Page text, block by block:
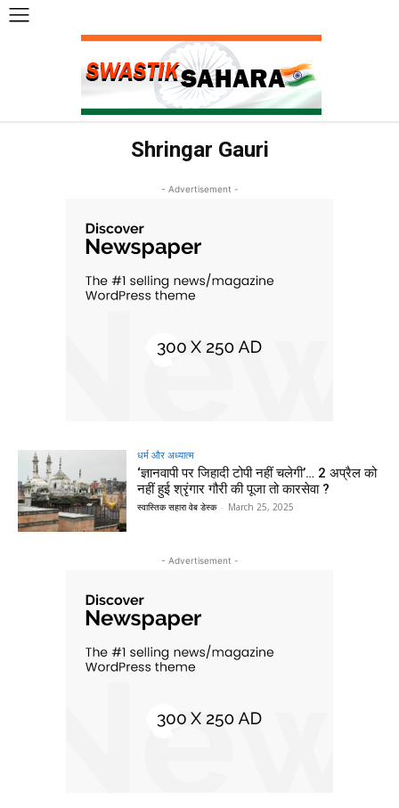
Shringar Gauri
- Advertisement -
धर्म और अध्यात्म
‘ज्ञानवापी पर जिहादी टोपी नहीं चलेगी’… 2 अप्रैल को
नहीं हुई श्रृंगार गौरी की पूजा तो कारसेवा ?
स्वास्तिक सहारा वेब डेस्क - March 25, 2025
- Advertisement -